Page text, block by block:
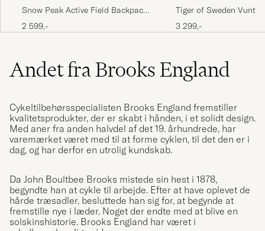
Snow Peak Active Field Backpack
M Black
2 599,-
Tiger of Sweden Vuntir
Leather Backpack Black
3 299,-
Andet fra Brooks England
Cykeltilbehørsspecialisten Brooks England fremstiller
kvalitetsprodukter, der er skabt i hånden, i et solidt design.
Med aner fra anden halvdel af det 19. århundrede, har
varemærket været med til at forme cyklen, til det den er i
dag, og har derfor en utrolig kundskab.
Da John Boultbee Brooks mistede sin hest i 1878,
begyndte han at cykle til arbejde. Efter at have oplevet de
hårde træsadler, besluttede han sig for, at begynde at
fremstille nye i læder. Noget der endte med at blive en
solskinshistorie. Brooks England har været i